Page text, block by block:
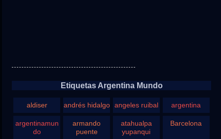
Etiquetas Argentina Mundo
aldiser andrés hidalgo angeles ruibal argentina
argentinamun
do
armando
puente
atahualpa
yupanqui
Barcelona